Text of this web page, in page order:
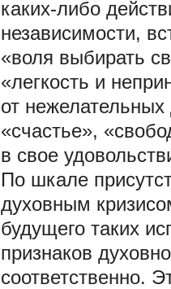
каких-либо
независимости,
«воля выбирать
«легкость и
от
«счастье»,
в свое
По шкале
духовным
будущего таких
признаков
соответственно.